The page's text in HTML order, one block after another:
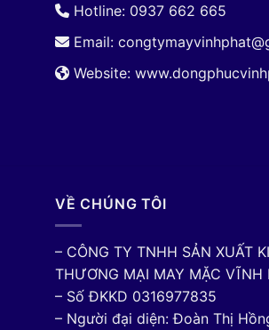
Hotline: 0937 662 665
Email:
Website:
VỀ CHÚNG TÔI
– CÔNG TY TNHH SẢN XUẤT
THƯƠNG MẠI MAY MẶC VĨNH
– Số ĐKKD 0316977835
– Người đại diện: Đoàn Thị